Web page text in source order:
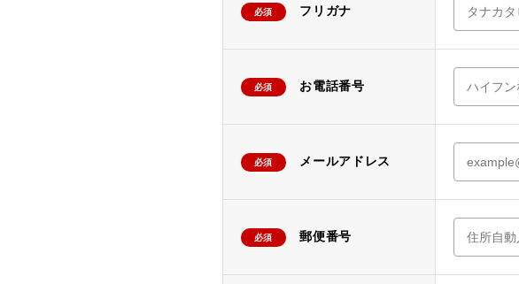
必須 フリガナ
必須 お電話番号
必須 メールアドレス
必須 郵便番号